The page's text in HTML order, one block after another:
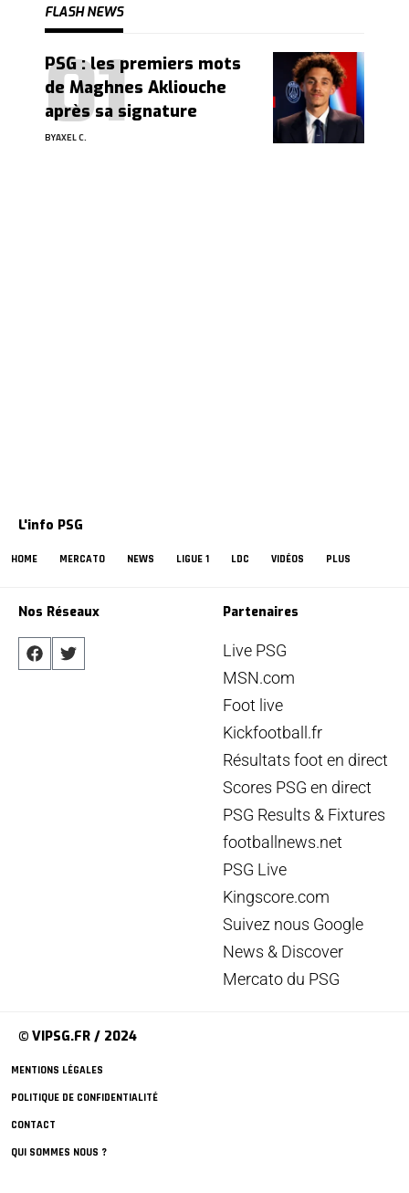
FLASH NEWS
PSG : les premiers mots
de Maghnes Akliouche
après sa signature
BYAXEL C.
L'info PSG
HOME MERCATO NEWS LIGUE 1 LDC VIDÉOS PLUS
Nos Réseaux Partenaires
Live PSG
MSN.com
Foot live
Kickfootball.fr
Résultats foot en direct
Scores PSG en direct
PSG Results & Fixtures
footballnews.net
PSG Live
Kingscore.com
Suivez nous Google
News & Discover
Mercato du PSG
© VIPSG.FR / 2024
MENTIONS LÉGALES
POLITIQUE DE CONFIDENTIALITÉ
CONTACT
QUI SOMMES NOUS ?